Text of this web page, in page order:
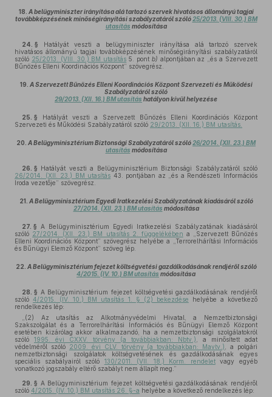
18. A belügyminiszter irányítása alá tartozó szervek hivatásos állományú tagjai
továbbképzésének minőségirányítási szabályzatáról szóló25/2013. (VIII. 30.) BM
utasítás módosítása
24. § Hatályát veszti a belügyminiszter irányítása alá tartozó szervek
hivatásos állományú tagjai továbbképzésének minőségirányítási szabályzatáról
szóló 25/2013. (VIII. 30.) BM utasítás 5. pont b) alpontjában az „és a Szervezett
Bűnözés Elleni Koordinációs Központ” szövegrész.
19. A Szervezett Bűnözés Elleni Koordinációs Központ Szervezeti és Működési
Szabályzatáról szóló
29/2013. (XII. 16.) BM utasítás hatályon kívül helyezése
25. § Hatályát veszti a Szervezett Bűnözés Elleni Koordinációs Központ
Szervezeti és Működési Szabályzatáról szóló 29/2013. (XII. 16.) BM utasítás.
20. A Belügyminisztérium Biztonsági Szabályzatáról szóló26/2014. (XII. 23.) BM
utasítás módosítása
26. § Hatályát veszti a Belügyminisztérium Biztonsági Szabályzatáról szóló
26/2014. (XII. 23.) BM utasítás 43. pontjában az „és a Rendészeti Információs
Iroda vezetője” szövegrész.
21. A Belügyminisztérium Egyedi Iratkezelési Szabályzatának kiadásáról szóló
27/2014. (XII. 23.) BM utasítás módosítása
27. § A Belügyminisztérium Egyedi Iratkezelési Szabályzatának kiadásáról
szóló 27/2014. (XII. 23.) BM utasítás 2. függelékében a „Szervezett Bűnözés
Elleni Koordinációs Központ” szövegrész helyébe a „Terrorelhárítási Információs
és Bűnügyi Elemző Központ” szöveg lép.
22. A Belügyminisztérium fejezet költségvetési gazdálkodásának rendjéről szóló
4/2015. (IV. 10.) BM utasítás módosítása
28. § A Belügyminisztérium fejezet költségvetési gazdálkodásának rendjéről
szóló4/2015. (IV. 10.) BM utasítás 1. § (2) bekezdése helyébe a következő
rendelkezés lép:
„(2) Az utasítás az Alkotmányvédelmi Hivatal, a Nemzetbiztonsági
Szakszolgálat és a Terrorelhárítási Információs és Bűnügyi Elemző Központ
esetében kizárólag akkor alkalmazandó, ha a nemzetbiztonsági szolgálatokról
szóló 1995. évi CXXV. törvény (a továbbiakban: Nbtv.) , a minősített adat
védelméről szóló 2009. évi CLV. törvény (a továbbiakban: Mavtv.)
, a polgári
nemzetbiztonsági szolgálatok költségvetésének és gazdálkodásának egyes
speciális szabályairól szóló 130/2011. (VII. 18.) Korm. rendeletvagy egyéb
vonatkozó jogszabály eltérő szabályt nem állapít meg.”
29. § A Belügyminisztérium fejezet költségvetési gazdálkodásának rendjéről
szóló 4/2015. (IV. 10.) BM utasítás 26. §-a helyébe a következő rendelkezés lép: